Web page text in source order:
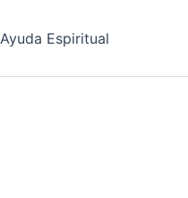
Ayuda Espiritual